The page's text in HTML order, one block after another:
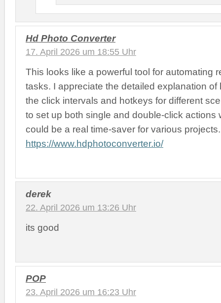
Hd Photo Converter
17. April 2026 um 18:55 Uhr
This looks like a powerful tool for automating
tasks. I appreciate the detailed explanation of
the click intervals and hotkeys for different
to set up both single and double-click actions
could be a real time-saver for various projects.
https://www.hdphotoconverter.io/
derek
22. April 2026 um 13:26 Uhr
its good
POP
23. April 2026 um 16:23 Uhr